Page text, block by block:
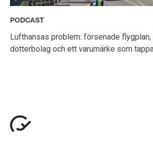
PODCAST
Lufthansas problem: försenade
dotterbolag och ett varumärke som